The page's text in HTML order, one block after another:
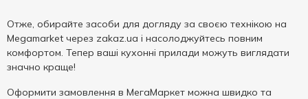
Отже, обирайте засоби для догляду за своєю технікою на
Megamarket через zakaz.ua і насолоджуйтесь повним
комфортом. Тепер ваші кухонні прилади можуть виглядати
значно краще!
Оформити замовлення в МегаМаркет можна швидко та